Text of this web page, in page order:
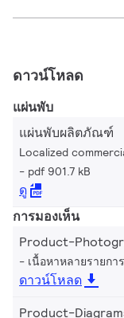
ดาวน์โหลด
แผ่นพับ
แผ่นพับผลิตภัณฑ์
Localized
pdf 901.7 kB
ดู
การมองเห็น
Product-
เนื้อหาหลายรายการ
ดาวน์โหลด
Product-